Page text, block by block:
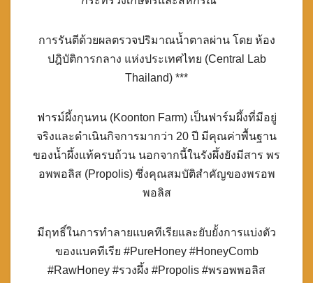
การรันตีด้วยผลตรวจปริมาณน้ำตาลผ่าน โดย ห้อง
ปฎิบัติการกลาง แห่งประเทศไทย (Central Lab
Thailand) ***
ฟารม์ผึ้งกุนทน (Koonton Farm) เป็นฟาร์มผึ้งที่มีอยู่
จริงและดำเนินกิจการมากว่า 20 ปี มีคุณค่าพื้นฐาน
ของน้ำผึ้งแท้ครบถ้วน นอกจากนี้ในรังผึ้งยังมีสาร พร
อพพอลิส (Propolis) ซึ่งคุณสมบัติสำคัญของพรอพ
พอลิส
มีฤทธิ์ในการทำลายแบคทีเรียและยับยั้งการแบ่งตัว
ของแบคทีเรีย #PureHoney #HoneyComb
#RawHoney #รวงผึ้ง #Propolis #พรอพพอลิส